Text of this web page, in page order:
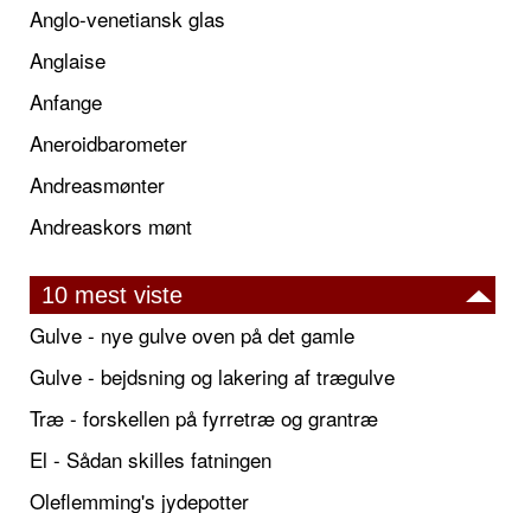
Anglo-venetiansk glas
Anglaise
Anfange
Aneroidbarometer
Andreasmønter
Andreaskors mønt
10 mest viste
Gulve - nye gulve oven på det gamle
Gulve - bejdsning og lakering af trægulve
Træ - forskellen på fyrretræ og grantræ
El - Sådan skilles fatningen
Oleflemming's jydepotter